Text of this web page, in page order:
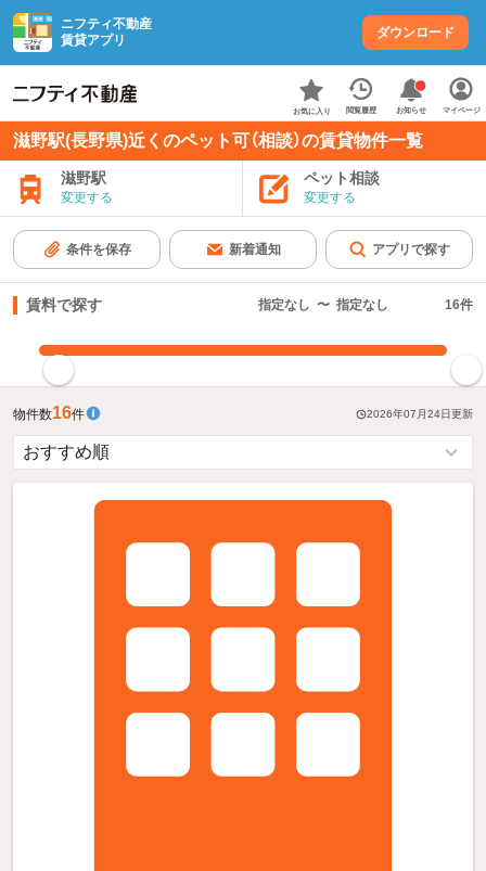
ニフティ不動産
賃貸アプリ
ダウンロード
お気に入り 閲覧履歴 お知らせ マイページ
滋野駅(長野県)近くのペット可（相談）の賃貸物件一覧
滋野駅
変更する
ペット相談
変更する
条件を保存 新着通知 アプリで探す
賃料で探す 指定なし 〜 指定なし 16件
物件数16件 2026年07月24日更新